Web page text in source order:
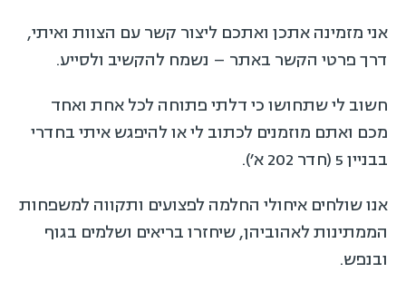
אני מזמינה אתכן ואתכם ליצור קשר עם הצוות ואיתי,
דרך פרטי הקשר באתר – נשמח להקשיב ולסייע.
חשוב לי שתחושו כי דלתי פתוחה לכל אחת ואחד
מכם ואתם מוזמנים לכתוב לי או להיפגש איתי בחדרי
בבניין 5 (חדר 202 א׳).
אנו שולחים איחולי החלמה לפצועים ותקווה למשפחות
הממתינות לאהוביהן, שיחזרו בריאים ושלמים בגוף
ובנפש.